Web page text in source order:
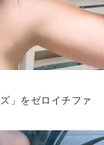
」をゼロイチファ